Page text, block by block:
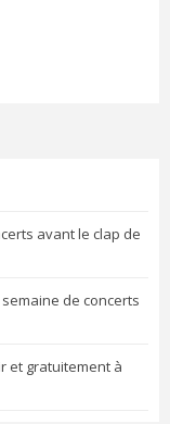
avant le clap de
de concerts
et gratuitement à